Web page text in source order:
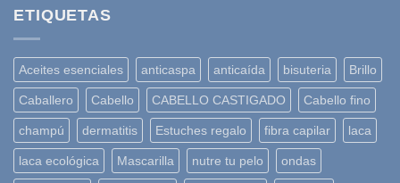
ETIQUETAS
Aceites esenciales anticaspa anticaída bisuteria Brillo
Caballero Cabello CABELLO CASTIGADO Cabello fino
champú dermatitis Estuches regalo fibra capilar laca
laca ecológica Mascarilla nutre tu pelo ondas